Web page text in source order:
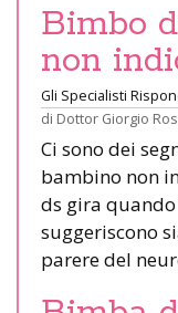
Bimbo
non
Gli Specialisti
di Dottor Giorgio
Ci sono dei
bambino non
ds gira
suggeriscono
parere del